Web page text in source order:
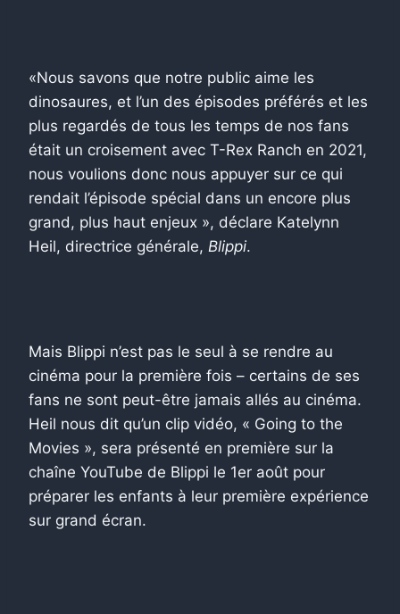
«Nous savons que notre public aime les
dinosaures, et l’un des épisodes préférés et les
plus regardés de tous les temps de nos fans
était un croisement avec T-Rex Ranch en 2021,
nous voulions donc nous appuyer sur ce qui
rendait l’épisode spécial dans un encore plus
grand, plus haut enjeux », déclare Katelynn
Heil, directrice générale, Blippi.
Mais Blippi n’est pas le seul à se rendre au
cinéma pour la première fois – certains de ses
fans ne sont peut-être jamais allés au cinéma.
Heil nous dit qu’un clip vidéo, « Going to the
Movies », sera présenté en première sur la
chaîne YouTube de Blippi le 1er août pour
préparer les enfants à leur première expérience
sur grand écran.